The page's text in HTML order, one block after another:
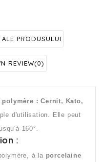
PRODUSULUI
REVIEW(0)
: Cernit, Kato,
d'utilisation. Elle peut
160°.
:
à la porcelaine